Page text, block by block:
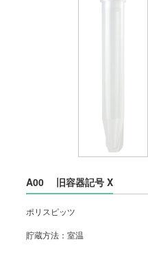
A00 旧容器記号 X
ポリスピッツ
貯蔵方法：室温